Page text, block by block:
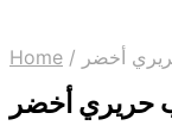
Home / أخضر
حريري أخضر